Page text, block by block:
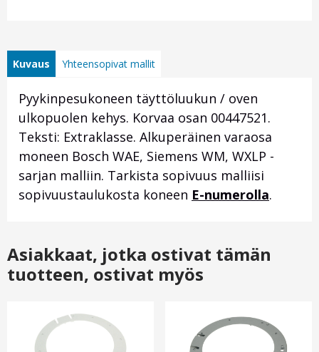
Kuvaus Yhteensopivat mallit
Pyykinpesukoneen täyttöluukun / oven
ulkopuolen kehys. Korvaa osan 00447521.
Teksti: Extraklasse. Alkuperäinen varaosa
moneen Bosch WAE, Siemens WM, WXLP -
sarjan malliin. Tarkista sopivuus malliisi
sopivuustaulukosta koneen E-numerolla.
Asiakkaat, jotka ostivat tämän
tuotteen, ostivat myös